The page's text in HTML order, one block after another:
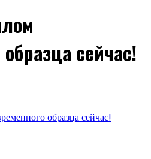
сейчас!
образца сейчас!